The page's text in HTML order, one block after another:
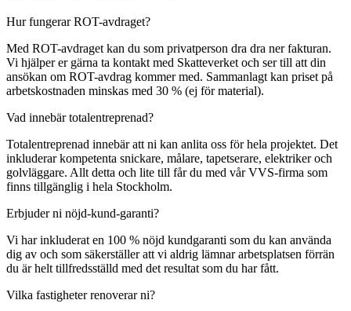
Hur fungerar ROT-avdraget?
Med ROT-avdraget kan du som privatperson dra dra ner fakturan.
Vi hjälper er gärna ta kontakt med Skatteverket och ser till att din
ansökan om ROT-avdrag kommer med. Sammanlagt kan priset på
arbetskostnaden minskas med 30 % (ej för material).
Vad innebär totalentreprenad?
Totalentreprenad innebär att ni kan anlita oss för hela projektet. Det
inkluderar kompetenta snickare, målare, tapetserare, elektriker och
golvläggare. Allt detta och lite till får du med vår VVS-firma som
finns tillgänglig i hela Stockholm.
Erbjuder ni nöjd-kund-garanti?
Vi har inkluderat en 100 % nöjd kundgaranti som du kan använda
dig av och som säkerställer att vi aldrig lämnar arbetsplatsen förrän
du är helt tillfredsställd med det resultat som du har fått.
Vilka fastigheter renoverar ni?